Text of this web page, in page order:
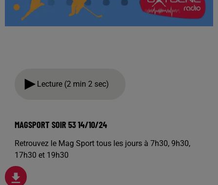
Lecture (2 min 2 sec)
MAGSPORT SOIR 53 14/10/24
Retrouvez le Mag Sport tous les jours à 7h30, 9h30,
17h30 et 19h30